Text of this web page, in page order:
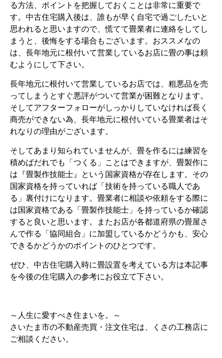
る方法、ポイントを把握しておくことは非常に重要で
す。中古住宅購入後は、誰もが早く自宅で過ごしたいと
思われると思いますので、慌てて畳業者に連絡をしてし
まうと、後悔をする場合もございます。おススメなの
は、長年地元に根付いて営業しているお店に畳の事は頼
むようにして下さい。
長年地元に根付いて営業しているお店では、粗悪品を売
ってしまうとすぐ悪評がついて営業が困難となります。
そしてアフターフォローがしっかりしていなければ長く
商売ができない為、長年地元に根付いている畳業者はそ
れなりの理由がございます。
そしてあまり知られていませんが、畳を作るには練習を
積めばだれでも「つくる」ことはできますが、畳製作に
は『畳製作技能士』という国家資格が存在します。その
国家資格を持っていれば「技術を持っている職人であ
る」裏付けになります。畳業者に相談や依頼をする際に
は国家資格である「畳製作技能士」を持っているか確認
すると良いと思います。またお店が各都道府県の畳屋さ
んで作る「協同組合」に加盟しているかどうかも、安心
できるかどうかのポイントのひとつです。
ぜひ、中古住宅購入時に畳設置を考えている方は本記事
を今後の住宅購入の参考にお役立て下さい。
～人生に愛すべき住まいを。～
さいたま市の不動産売買・注文住宅は、くさの工務店に
ご相談ください。